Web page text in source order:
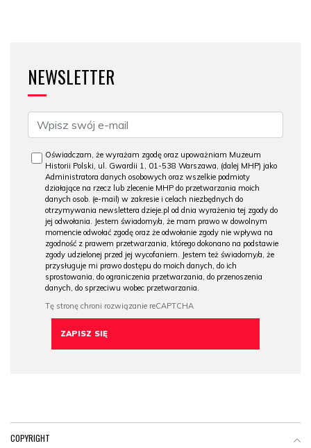
NEWSLETTER
Oświadczam, że wyrażam zgodę oraz upoważniam Muzeum
Historii Polski, ul. Gwardii 1, 01-538 Warszawa, (dalej MHP) jako
Administratora danych osobowych oraz wszelkie podmioty
działające na rzecz lub zlecenie MHP do przetwarzania moich
danych osob. (e-mail) w zakresie i celach niezbędnych do
otrzymywania newslettera dzieje.pl od dnia wyrażenia tej zgody do
jej odwołania. Jestem świadomy/a, że mam prawo w dowolnym
momencie odwołać zgodę oraz że odwołanie zgody nie wpływa na
zgodność z prawem przetwarzania, którego dokonano na podstawie
zgody udzielonej przed jej wycofaniem. Jestem też świadomy/a, że
przysługuje mi prawo dostępu do moich danych, do ich
sprostowania, do ograniczenia przetwarzania, do przenoszenia
danych, do sprzeciwu wobec przetwarzania.
COPYRIGHT